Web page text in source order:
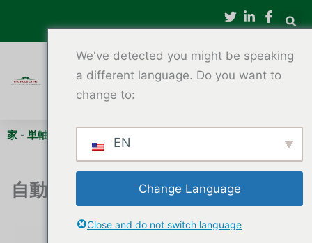
を
家 - 単軸CNC木工旋盤 -自動工具交換装置付きCNC木工旋盤
自動工具交換装置付きCNC木工旋盤
We've detected you might be speaking
a different language. Do you want to
change to:
EN
Change Language
Close and do not switch language